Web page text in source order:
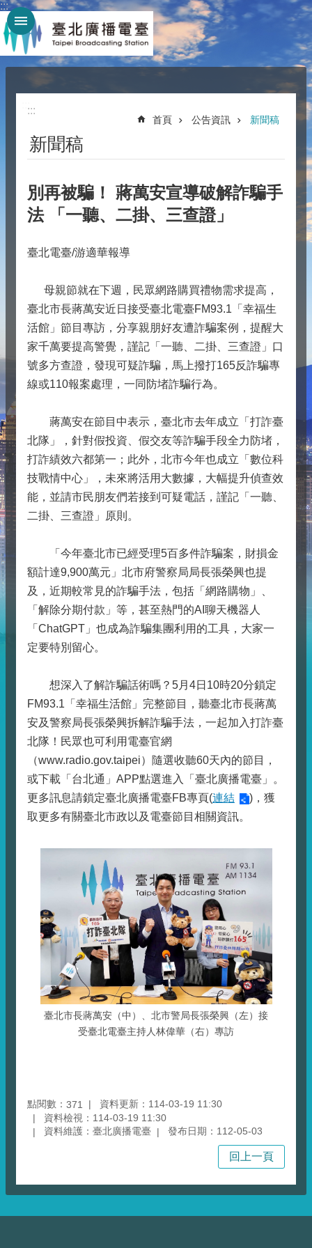
跳到主要內容區塊
:::
:::
首頁 公告資訊 新聞稿
新聞稿
別再被騙！ 蔣萬安宣導破解詐騙手
法 「一聽、二掛、三查證」
臺北電臺/游適華報導
母親節就在下週，民眾網路購買禮物需求提高，
臺北市長蔣萬安近日接受臺北電臺FM93.1「幸福生
活館」節目專訪，分享親朋好友遭詐騙案例，提醒大
家千萬要提高警覺，謹記「一聽、二掛、三查證」口
號多方查證，發現可疑詐騙，馬上撥打165反詐騙專
線或110報案處理，一同防堵詐騙行為。
蔣萬安在節目中表示，臺北市去年成立「打詐臺
北隊」，針對假投資、假交友等詐騙手段全力防堵，
打詐績效六都第一；此外，北市今年也成立「數位科
技戰情中心」，未來將活用大數據，大幅提升偵查效
能，並請市民朋友們若接到可疑電話，謹記「一聽、
二掛、三查證」原則。
「今年臺北市已經受理5百多件詐騙案，財損金
額計達9,900萬元」北市府警察局局長張榮興也提
及，近期較常見的詐騙手法，包括「網路購物」、
「解除分期付款」等，甚至熱門的AI聊天機器人
「ChatGPT」也成為詐騙集團利用的工具，大家一
定要特別留心。
想深入了解詐騙話術嗎？5月4日10時20分鎖定
FM93.1「幸福生活館」完整節目，聽臺北市長蔣萬
安及警察局長張榮興拆解詐騙手法，一起加入打詐臺
北隊！民眾也可利用電臺官網
（www.radio.gov.taipei）隨選收聽60天內的節目，
或下載「台北通」APP點選進入「臺北廣播電臺」。
更多訊息請鎖定臺北廣播電臺FB專頁(連結
)，獲
取更多有關臺北市政以及電臺節目相關資訊。
臺北市長蔣萬安（中）、北市警局長張榮興（左）接
受臺北電臺主持人林偉華（右）專訪
點閱數： 371
資料更新：114-03-19 11:30
資料檢視：114-03-19 11:30
資料維護：臺北廣播電臺
發布日期：112-05-03
回上一頁